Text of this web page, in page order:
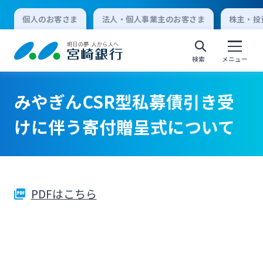
個人のお客さま 法人・個人事業主のお客さま 株主・
検索 メニュー
個人向けインターネットバンキング
ログオン
法人向けインターネットバンキング
みやぎんCSR型私募債引き受
けに伴う寄付贈呈式について
PDFはこちら